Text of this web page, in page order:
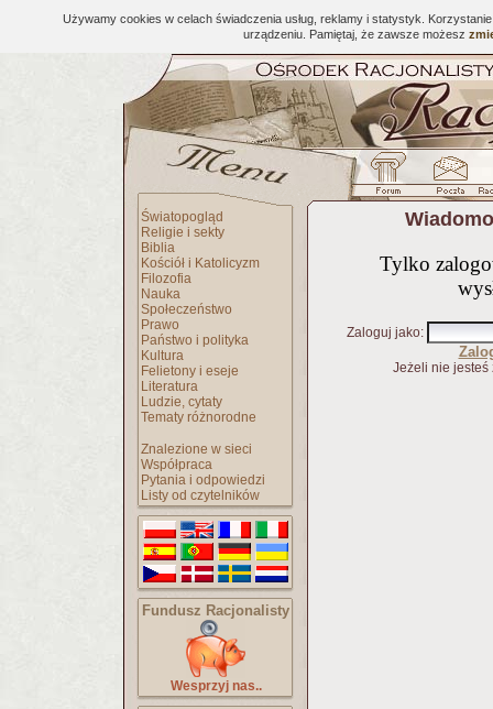
Używamy cookies w celach świadczenia usług, reklamy i statystyk.
urządzeniu. Pamiętaj, że zawsze możesz
Światopogląd
Religie i sekty
Biblia
Kościół i Katolicyzm
Filozofia
Nauka
Społeczeństwo
Prawo
Państwo i polityka
Kultura
Felietony i eseje
Literatura
Ludzie, cytaty
Tematy różnorodne
Znalezione w sieci
Współpraca
Pytania i odpowiedzi
Listy od czytelników
Fundusz Racjonalisty
Wesprzyj nas..
Tylko
Zaloguj jako:
Jeżeli nie